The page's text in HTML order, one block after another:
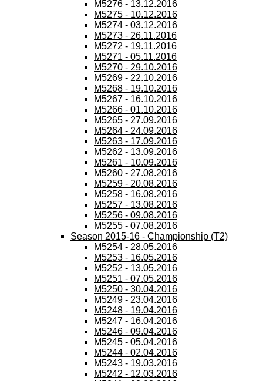
M5276 - 13.12.2016
M5275 - 10.12.2016
M5274 - 03.12.2016
M5273 - 26.11.2016
M5272 - 19.11.2016
M5271 - 05.11.2016
M5270 - 29.10.2016
M5269 - 22.10.2016
M5268 - 19.10.2016
M5267 - 16.10.2016
M5266 - 01.10.2016
M5265 - 27.09.2016
M5264 - 24.09.2016
M5263 - 17.09.2016
M5262 - 13.09.2016
M5261 - 10.09.2016
M5260 - 27.08.2016
M5259 - 20.08.2016
M5258 - 16.08.2016
M5257 - 13.08.2016
M5256 - 09.08.2016
M5255 - 07.08.2016
Season 2015-16 - Championship (T2)
M5254 - 28.05.2016
M5253 - 16.05.2016
M5252 - 13.05.2016
M5251 - 07.05.2016
M5250 - 30.04.2016
M5249 - 23.04.2016
M5248 - 19.04.2016
M5247 - 16.04.2016
M5246 - 09.04.2016
M5245 - 05.04.2016
M5244 - 02.04.2016
M5243 - 19.03.2016
M5242 - 12.03.2016